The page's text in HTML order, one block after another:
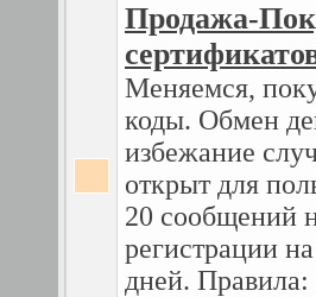
Продажа-
Меняемся,
коды. Обмен
избежание
открыт для
20 сообщений
регистрации
дней. Правила: